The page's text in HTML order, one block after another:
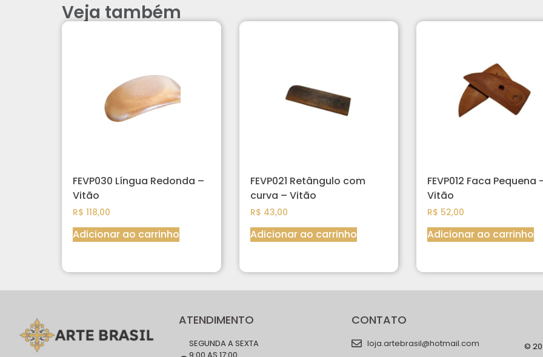
Veja também
FEVP030 Língua Redonda –
Vitão
R$ 118,00
Adicionar ao carrinho
FEVP021 Retângulo com
curva – Vitão
R$ 43,00
Adicionar ao carrinho
FEVP012 Faca Pequena
Vitão
R$ 52,00
Adicionar ao carrinho
ATENDIMENTO
SEGUNDA A SEXTA
CONTATO
loja.artebrasil@hotmail.com
©